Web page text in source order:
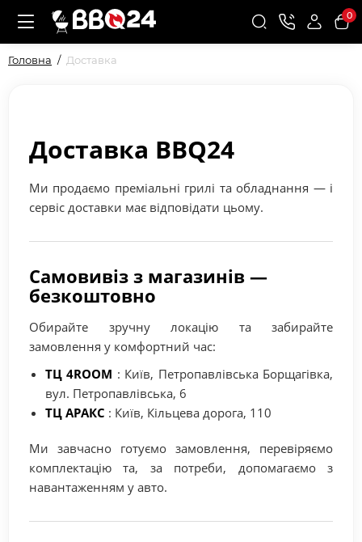
0
Головна Доставка
Доставка BBQ24
Ми продаємо преміальні грилі та обладнання — і
сервіс доставки має відповідати цьому.
Самовивіз з магазинів —
безкоштовно
Обирайте зручну локацію та забирайте
замовлення у комфортний час:
ТЦ 4ROOM : Київ, Петропавлівська Борщагівка,
вул. Петропавлівська, 6
ТЦ АРАКС : Київ, Кільцева дорога, 110
Ми завчасно готуємо замовлення, перевіряємо
комплектацію та, за потреби, допомагаємо з
навантаженням у авто.